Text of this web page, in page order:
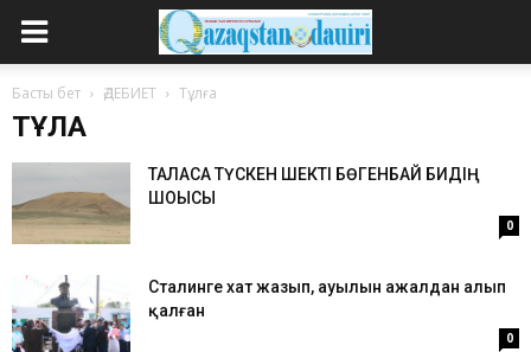
Басты бет ӘДЕБИЕТ Тұлға
ТҰЛҒА
ТАЛАСҚА ТҮСКЕН ШЕКТІ БӨГЕНБАЙ БИДІҢ
ШОҚЫСЫ
0
Сталинге хат жазып, ауылын ажалдан алып
қалған
0